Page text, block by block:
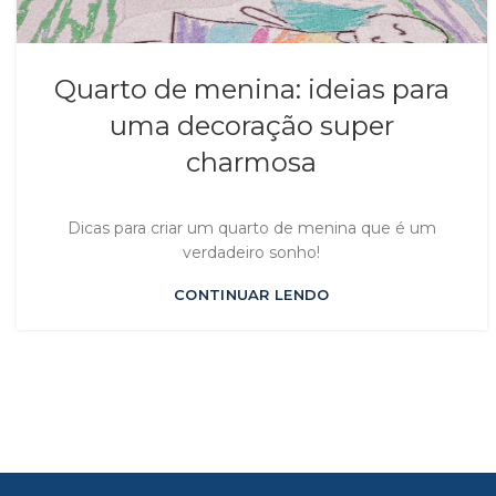
Quarto de menina: ideias para
uma decoração super
charmosa
Dicas para criar um quarto de menina que é um
verdadeiro sonho!
CONTINUAR LENDO